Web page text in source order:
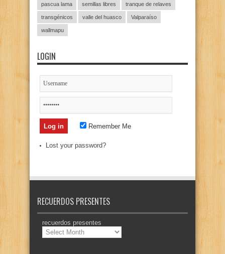
pascua lama semillas libres tranque de relaves
transgénicos valle del huasco Valparaíso
wallmapu
LOGIN
Remember Me
Lost your password?
RECUERDOS PRESENTES
recuerdos presentes